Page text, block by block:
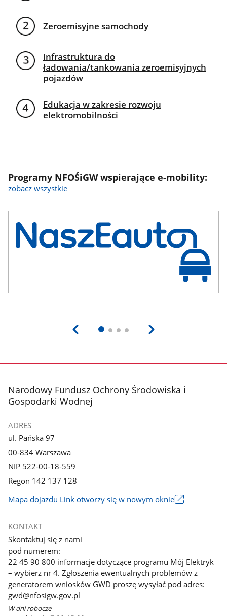
Zeroemisyjne samochody
Infrastruktura do
ładowania/tankowania zeroemisyjnych
pojazdów
Edukacja w zakresie rozwoju
elektromobilności
Programy NFOŚiGW wspierające e-mobility:
zobacz wszystkie
stopka
Narodowy Fundusz Ochrony Środowiska i
Gospodarki Wodnej
ADRES
ul. Pańska 97
00-834 Warszawa
NIP 522-00-18-559
Regon 142 137 128
Mapa dojazdu Link otworzy się w nowym oknie
się
w
nowym
oknie
KONTAKT
Skontaktuj się z nami
pod numerem:
22 45 90 800 informacje dotyczące programu Mój Elektryk
– wybierz nr 4. Zgłoszenia ewentualnych problemów z
generatorem wniosków GWD proszę wysyłać pod adres:
gwd@nfosigw.gov.pl
W dni robocze